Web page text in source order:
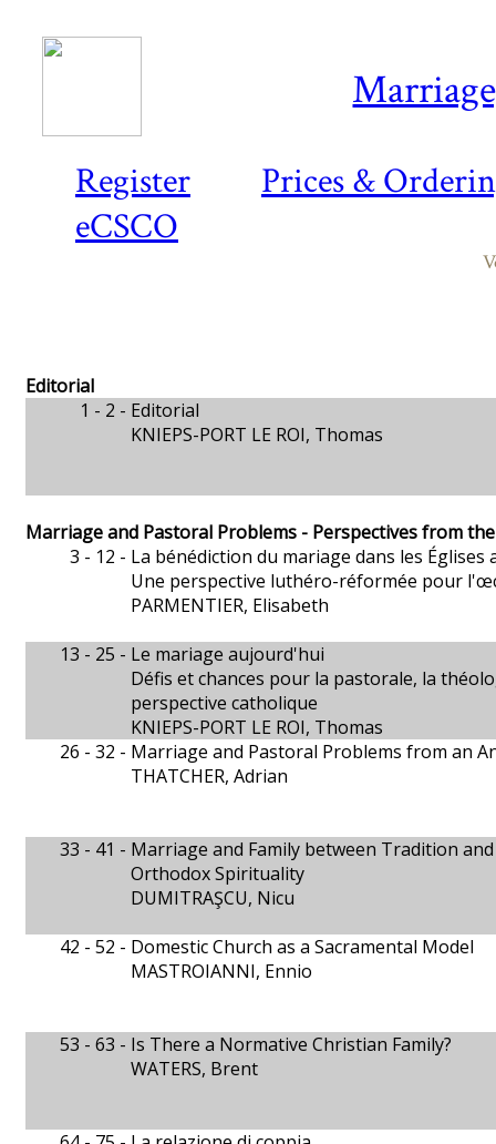
Register
Prices &
eCSCO
Editorial
1 - 2 - Editorial
KNIEPS-PORT LE ROI, Thomas
Marriage and Pastoral Problems - Perspectives from
3 - 12 - La bénédiction du mariage dans les
Une perspective luthéro-réformée pour
PARMENTIER, Elisabeth
13 - 25 - Le mariage aujourd'hui
Défis et chances pour la pastorale, la
perspective catholique
KNIEPS-PORT LE ROI, Thomas
26 - 32 - Marriage and Pastoral Problems from an
THATCHER, Adrian
33 - 41 - Marriage and Family between Tradition
Orthodox Spirituality
DUMITRAŞCU, Nicu
42 - 52 - Domestic Church as a Sacramental Model
MASTROIANNI, Ennio
53 - 63 - Is There a Normative Christian Family?
WATERS, Brent